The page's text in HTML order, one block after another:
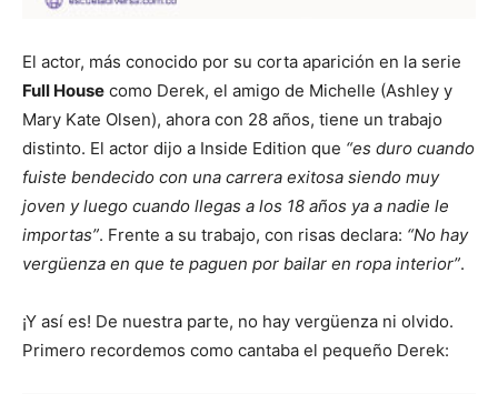
El actor, más conocido por su corta aparición en la serie
Full House como Derek, el amigo de Michelle (Ashley y
Mary Kate Olsen), ahora con 28 años, tiene un trabajo
distinto. El actor dijo a Inside Edition que “es duro cuando
fuiste bendecido con una carrera exitosa siendo muy
joven y luego cuando llegas a los 18 años ya a nadie le
importas”. Frente a su trabajo, con risas declara: “No hay
vergüenza en que te paguen por bailar en ropa interior”.
¡Y así es! De nuestra parte, no hay vergüenza ni olvido.
Primero recordemos como cantaba el pequeño Derek: